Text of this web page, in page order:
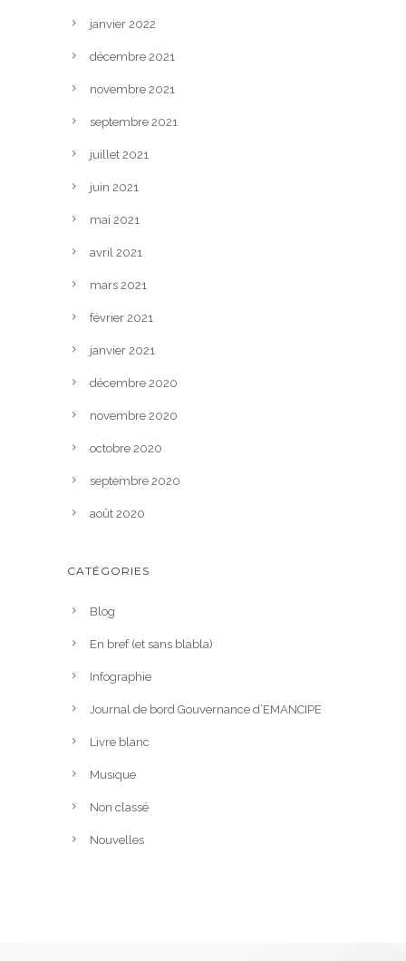
janvier 2022
décembre 2021
novembre 2021
septembre 2021
juillet 2021
juin 2021
mai 2021
avril 2021
mars 2021
février 2021
janvier 2021
décembre 2020
novembre 2020
octobre 2020
septembre 2020
août 2020
CATÉGORIES
Blog
En bref (et sans blabla)
Infographie
Journal de bord Gouvernance d’EMANCIPE
Livre blanc
Musique
Non classé
Nouvelles